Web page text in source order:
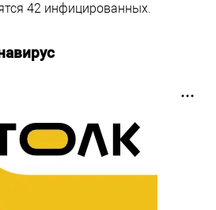
42 инфицированных.